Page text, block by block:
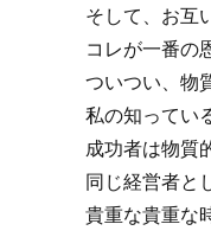
そして、お互
コレが一番の
ついつい、物
私の知ってい
成功者は物質
同じ経営者と
貴重な貴重な